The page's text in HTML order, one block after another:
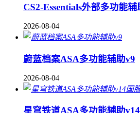
CS2-Essentials外部多功能辅
2026-08-04
蔚蓝档案ASA多功能辅助v9
2026-08-04
星穹铁道ASA多功能辅助